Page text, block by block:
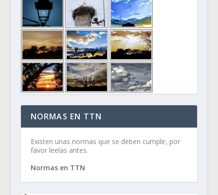
NORMAS EN TTN
Existen unas normas que se deben cumplir, por
favor leelas antes.
Normas en TTN